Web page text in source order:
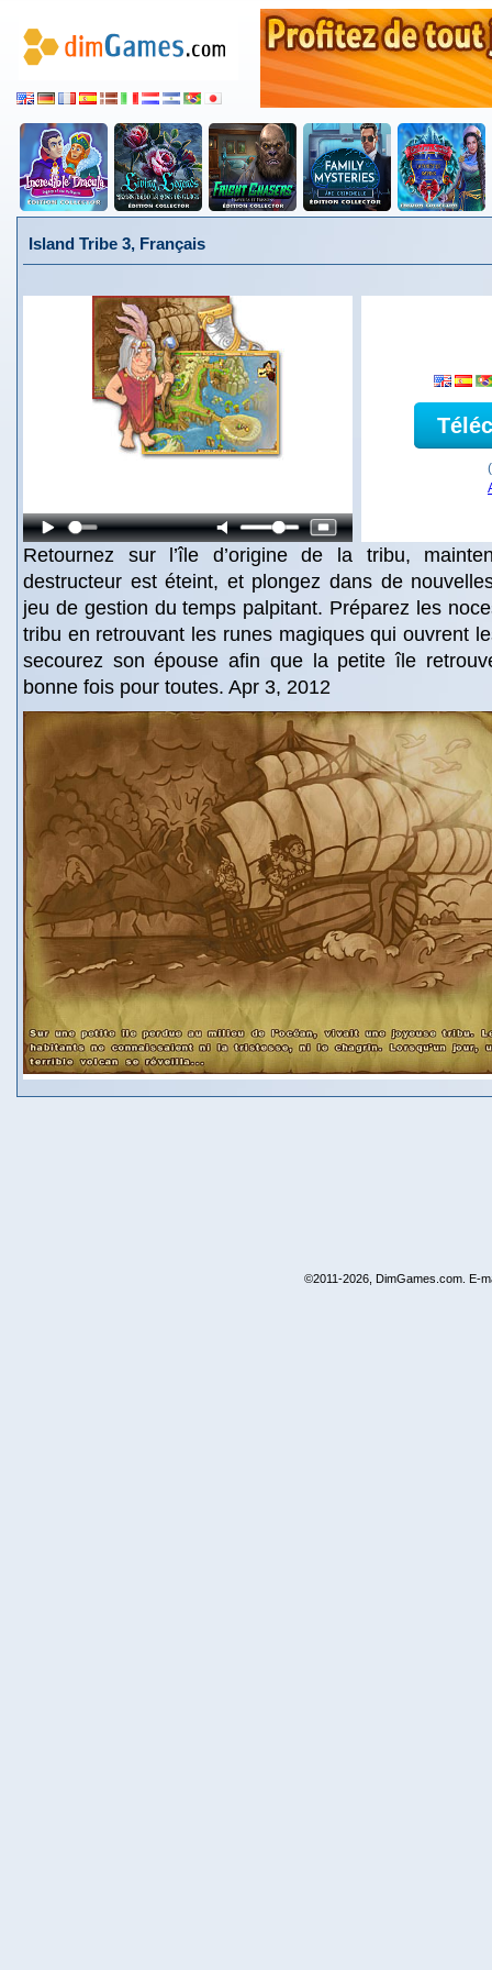
Island Tribe 3, Français
Retournez sur l’île d’origine de la tribu,
destructeur est éteint, et plongez dans de
jeu de gestion du temps palpitant. Préparez les
tribu en retrouvant les runes magiques qui ouvrent
secourez son épouse afin que la petite île
bonne fois pour toutes. Apr 3, 2012
©2011-2026, DimGames.com. E-